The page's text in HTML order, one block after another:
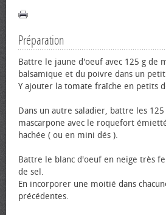
Préparation
Battre le jaune d'oeuf avec 125 g de
balsamique et du poivre dans un
Y ajouter la tomate fraîche en petits
Dans un autre saladier, battre les
mascarpone avec le roquefort
hachée ( ou en mini dés ).
Battre le blanc d'oeuf en neige très
de sel.
En incorporer une moitié dans
précédentes.